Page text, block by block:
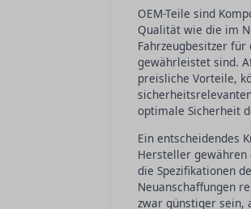
OEM-Teile sind
Qualität wie die im
Fahrzeugbesitzer für
gewährleistet sind.
preisliche Vorteile,
optimale Sicherheit
Ein entscheidendes
Hersteller
die Spezifikationen
Neuanschaffungen
zwar günstiger sein,